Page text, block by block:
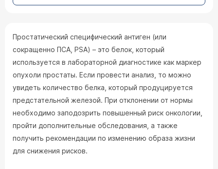
Простатический специфический антиген (или
сокращенно ПСА, PSA) – это белок, который
используется в лабораторной диагностике как маркер
опухоли простаты. Если провести анализ, то можно
увидеть количество белка, который продуцируется
предстательной железой. При отклонении от нормы
необходимо заподозрить повышенный риск онкологии,
пройти дополнительные обследования, а также
получить рекомендации по изменению образа жизни
для снижения рисков.